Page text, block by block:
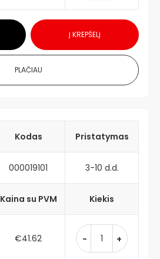
Į KREPŠELĮ
PLAČIAU
Kodas Pristatymas
000019101 3-10 d.d.
Kaina su PVM Kiekis
€41.62 - +